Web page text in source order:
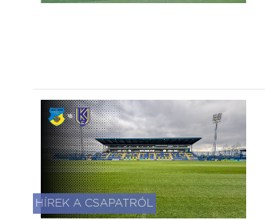
HÍREK A CSAPATRÓL